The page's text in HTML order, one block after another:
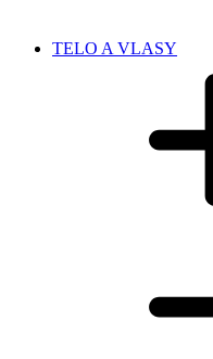
TELO A VLASY